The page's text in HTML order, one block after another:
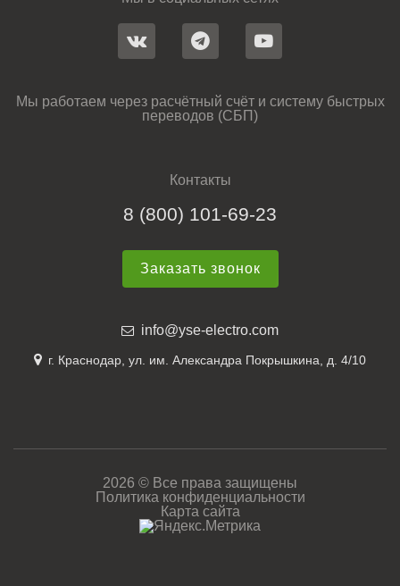
Мы работаем через расчётный счёт и систему быстрых
переводов (СБП)
Контакты
8 (800) 101-69-23
Заказать звонок
info@yse-electro.com
г. Краснодар, ул. им. Александра Покрышкина, д. 4/10
2026 © Все права защищены
Политика конфиденциальности
Карта сайта